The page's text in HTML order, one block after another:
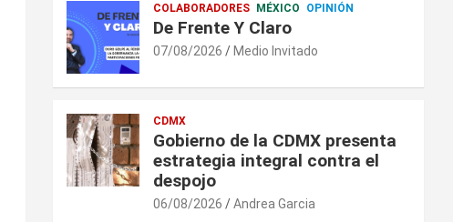
COLABORADORES MÉXICO OPINIÓN
De Frente Y Claro
07/08/2026 Medio Invitado
CDMX
Gobierno de la CDMX presenta
estrategia integral contra el
despojo
06/08/2026 Andrea Garcia